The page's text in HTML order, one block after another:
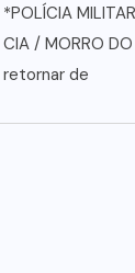
*POLÍCIA
CIA / MORRO
retornar de